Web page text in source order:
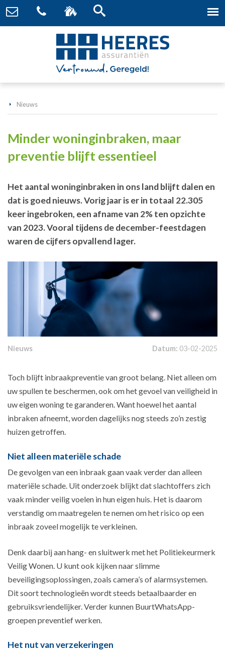
Nieuws
Minder woninginbraken, maar
preventie blijft essentieel
Het aantal woninginbraken in ons land blijft dalen en
dat is goed nieuws. Vorig jaar is er in totaal 22.305
keer ingebroken, een afname van 2% ten opzichte
van 2023. Vooral tijdens de december-feestdagen
waren de cijfers opvallend lager.
Nieuws Datum: 03-02-2025
Toch blijft inbraakpreventie van groot belang. Niet alleen om
uw spullen te beschermen, ook om het gevoel van veiligheid in
uw eigen woning te garanderen. Want hoewel het aantal
inbraken afneemt, worden dagelijks nog steeds zo’n zestig
huizen getroffen.
Niet alleen materiële schade
De gevolgen van een inbraak gaan vaak verder dan alleen
materiële schade. Uit onderzoek blijkt dat slachtoffers zich
vaak minder veilig voelen in hun eigen huis. Het is daarom
verstandig om maatregelen te nemen om het risico op een
inbraak zoveel mogelijk te verkleinen.
Denk daarbij aan hang- en sluitwerk met het Politiekeurmerk
Veilig Wonen. U kunt ook kijken naar slimme
beveiligingsoplossingen, zoals camera’s of alarmsystemen.
Dit soort technologieën wordt steeds betaalbaarder en
gebruiksvriendelijker. Verder kunnen BuurtWhatsApp-
groepen preventief werken.
Het nut van verzekeringen